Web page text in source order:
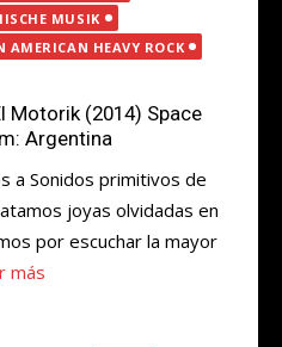
MUSIK
AMERICAN HEAVY ROCK
Motorik (2014) Space
Argentina
a Sonidos primitivos de
joyas olvidadas en
por escuchar la mayor
más